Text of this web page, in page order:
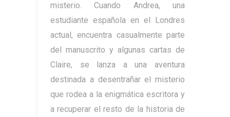
misterio. Cuando Andrea, una
estudiante española en el Londres
actual, encuentra casualmente parte
del manuscrito y algunas cartas de
Claire, se lanza a una aventura
destinada a desentrañar el misterio
que rodea a la enigmática escritora y
a recuperar el resto de la historia de